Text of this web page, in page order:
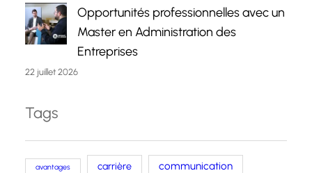
Opportunités professionnelles avec un
Master en Administration des
Entreprises
22 juillet 2026
Tags
avantages carrière communication